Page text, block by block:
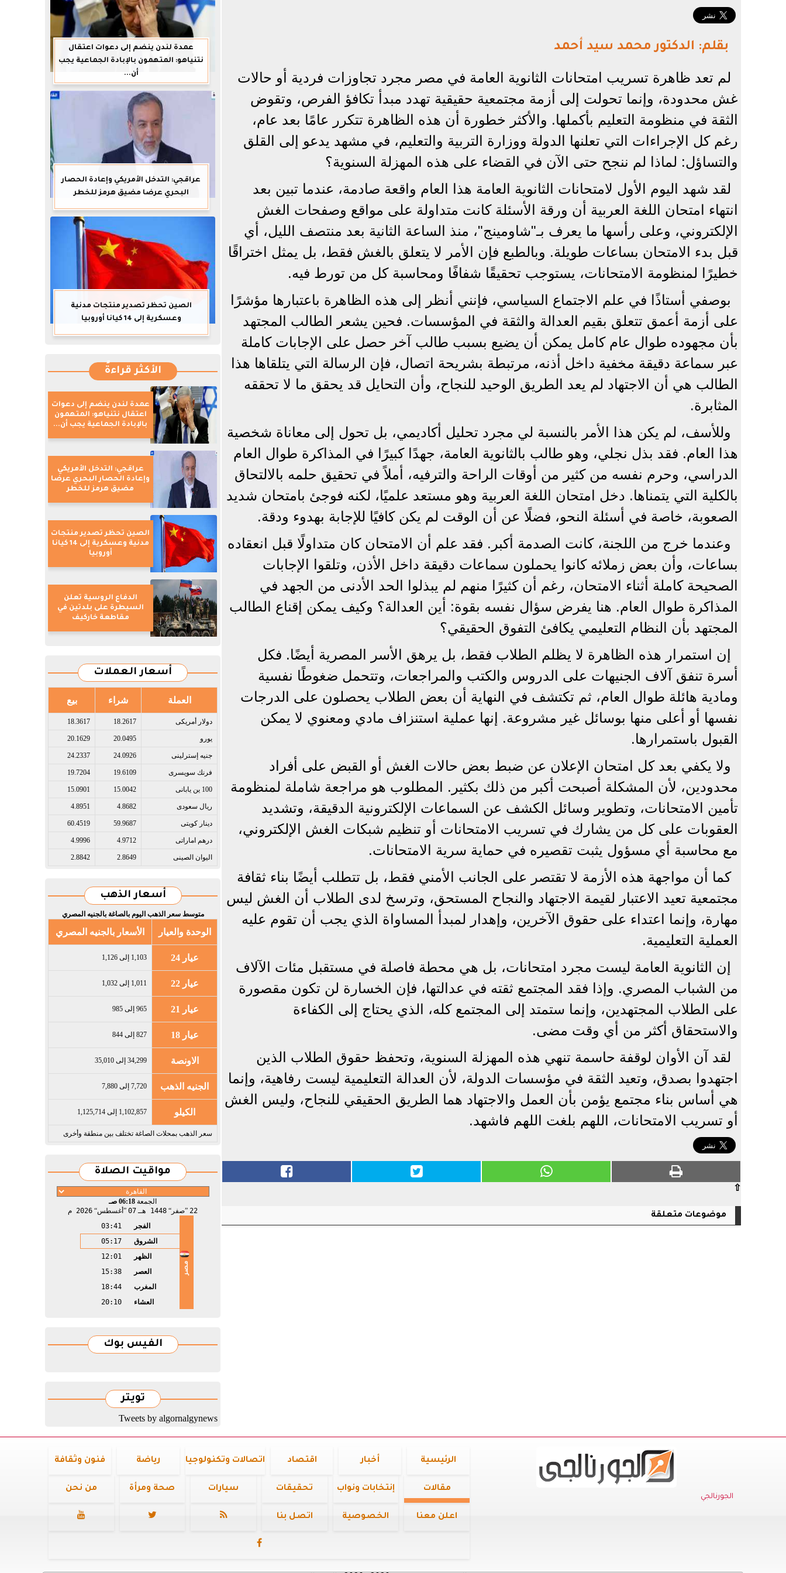
بقلم: الدكتور محمد سيد أحمد
لم تعد ظاهرة تسريب امتحانات الثانوية العامة في مصر مجرد تجاوزات فردية أو حالات
غش محدودة، وإنما تحولت إلى أزمة مجتمعية حقيقية تهدد مبدأ تكافؤ الفرص، وتقوض
الثقة في منظومة التعليم بأكملها. والأكثر خطورة أن هذه الظاهرة تتكرر عامًا بعد عام،
رغم كل الإجراءات التي تعلنها الدولة ووزارة التربية والتعليم، في مشهد يدعو إلى القلق
والتساؤل: لماذا لم ننجح حتى الآن في القضاء على هذه المهزلة السنوية؟
لقد شهد اليوم الأول لامتحانات الثانوية العامة هذا العام واقعة صادمة، عندما تبين بعد
انتهاء امتحان اللغة العربية أن ورقة الأسئلة كانت متداولة على مواقع وصفحات الغش
الإلكتروني، وعلى رأسها ما يعرف بـ"شاومينج"، منذ الساعة الثانية بعد منتصف الليل، أي
قبل بدء الامتحان بساعات طويلة. وبالطبع فإن الأمر لا يتعلق بالغش فقط، بل يمثل اختراقًا
خطيرًا لمنظومة الامتحانات، يستوجب تحقيقًا شفافًا ومحاسبة كل من تورط فيه.
بوصفي أستاذًا في علم الاجتماع السياسي، فإنني أنظر إلى هذه الظاهرة باعتبارها مؤشرًا
على أزمة أعمق تتعلق بقيم العدالة والثقة في المؤسسات. فحين يشعر الطالب المجتهد
بأن مجهوده طوال عام كامل يمكن أن يضيع بسبب طالب آخر حصل على الإجابات كاملة
عبر سماعة دقيقة مخفية داخل أذنه، مرتبطة بشريحة اتصال، فإن الرسالة التي يتلقاها هذا
الطالب هي أن الاجتهاد لم يعد الطريق الوحيد للنجاح، وأن التحايل قد يحقق ما لا تحققه
المثابرة.
وللأسف، لم يكن هذا الأمر بالنسبة لي مجرد تحليل أكاديمي، بل تحول إلى معاناة شخصية
هذا العام. فقد بذل نجلي، وهو طالب بالثانوية العامة، جهدًا كبيرًا في المذاكرة طوال العام
الدراسي، وحرم نفسه من كثير من أوقات الراحة والترفيه، أملاً في تحقيق حلمه بالالتحاق
بالكلية التي يتمناها. دخل امتحان اللغة العربية وهو مستعد علميًا، لكنه فوجئ بامتحان شديد
الصعوبة، خاصة في أسئلة النحو، فضلًا عن أن الوقت لم يكن كافيًا للإجابة بهدوء ودقة.
وعندما خرج من اللجنة، كانت الصدمة أكبر. فقد علم أن الامتحان كان متداولًا قبل انعقاده
بساعات، وأن بعض زملائه كانوا يحملون سماعات دقيقة داخل الأذن، وتلقوا الإجابات
الصحيحة كاملة أثناء الامتحان، رغم أن كثيرًا منهم لم يبذلوا الحد الأدنى من الجهد في
المذاكرة طوال العام. هنا يفرض سؤال نفسه بقوة: أين العدالة؟ وكيف يمكن إقناع الطالب
المجتهد بأن النظام التعليمي يكافئ التفوق الحقيقي؟
إن استمرار هذه الظاهرة لا يظلم الطلاب فقط، بل يرهق الأسر المصرية أيضًا. فكل
أسرة تنفق آلاف الجنيهات على الدروس والكتب والمراجعات، وتتحمل ضغوطًا نفسية
ومادية هائلة طوال العام، ثم تكتشف في النهاية أن بعض الطلاب يحصلون على الدرجات
نفسها أو أعلى منها بوسائل غير مشروعة. إنها عملية استنزاف مادي ومعنوي لا يمكن
القبول باستمرارها.
ولا يكفي بعد كل امتحان الإعلان عن ضبط بعض حالات الغش أو القبض على أفراد
محدودين، لأن المشكلة أصبحت أكبر من ذلك بكثير. المطلوب هو مراجعة شاملة لمنظومة
تأمين الامتحانات، وتطوير وسائل الكشف عن السماعات الإلكترونية الدقيقة، وتشديد
العقوبات على كل من يشارك في تسريب الامتحانات أو تنظيم شبكات الغش الإلكتروني،
مع محاسبة أي مسؤول يثبت تقصيره في حماية سرية الامتحانات.
كما أن مواجهة هذه الأزمة لا تقتصر على الجانب الأمني فقط، بل تتطلب أيضًا بناء ثقافة
مجتمعية تعيد الاعتبار لقيمة الاجتهاد والنجاح المستحق، وترسخ لدى الطلاب أن الغش ليس
مهارة، وإنما اعتداء على حقوق الآخرين، وإهدار لمبدأ المساواة الذي يجب أن تقوم عليه
العملية التعليمية.
إن الثانوية العامة ليست مجرد امتحانات، بل هي محطة فاصلة في مستقبل مئات الآلاف
من الشباب المصري. وإذا فقد المجتمع ثقته في عدالتها، فإن الخسارة لن تكون مقصورة
على الطلاب المجتهدين، وإنما ستمتد إلى المجتمع كله، الذي يحتاج إلى الكفاءة
والاستحقاق أكثر من أي وقت مضى.
لقد آن الأوان لوقفة حاسمة تنهي هذه المهزلة السنوية، وتحفظ حقوق الطلاب الذين
اجتهدوا بصدق، وتعيد الثقة في مؤسسات الدولة، لأن العدالة التعليمية ليست رفاهية، وإنما
هي أساس بناء مجتمع يؤمن بأن العمل والاجتهاد هما الطريق الحقيقي للنجاح، وليس الغش
أو تسريب الامتحانات، اللهم بلغت اللهم فاشهد.
⇧
موضوعات متعلقة
عمدة لندن ينضم إلى دعوات اعتقال
نتنياهو: المتهمون بالإبادة الجماعية يجب
أن...
عراقجي: التدخل الأمريكي وإعادة الحصار
البحري عرضا مضيق هرمز للخطر
الصين تحظر تصدير منتجات مدنية
وعسكرية إلى 14 كيانا أوروبيا
الأكثر قراءةً
عمدة لندن ينضم إلى دعوات
اعتقال نتنياهو: المتهمون
بالإبادة الجماعية يجب أن...
عراقجي: التدخل الأمريكي
وإعادة الحصار البحري عرضا
مضيق هرمز للخطر
الصين تحظر تصدير منتجات
مدنية وعسكرية إلى 14 كيانا
أوروبيا
الدفاع الروسية تعلن
السيطرة على بلدتين في
مقاطعة خاركيف
أسعار العملات
العملة شراء بيع
دولار أمريكى​ 18.2617
18.3617
يورو​ 20.0495
20.1629
جنيه إسترلينى​ 24.0926
24.2337
فرنك سويسرى​ 19.6109
19.7204
100 ين يابانى​ 15.0042
15.0901
ريال سعودى​ 4.8682
4.8951
دينار كويتى​ 59.9687
60.4519
درهم اماراتى​ 4.9712
4.9996
اليوان الصينى​ 2.8649
2.8842
أسعار الذهب
متوسط سعر الذهب اليوم بالصاغة بالجنيه المصري
الوحدة والعيار الأسعار بالجنيه المصري
عيار 24 1,103 إلى 1,126
عيار 22 1,011 إلى 1,032
عيار 21 965 إلى 985
عيار 18 827 إلى 844
الاونصة 34,299 إلى 35,010
الجنيه الذهب 7,720 إلى 7,880
الكيلو 1,102,857 إلى 1,125,714
سعر الذهب بمحلات الصاغة تختلف بين منطقة وأخرى
مواقيت الصلاة
الجمعة 06:18 صـ
22 صفر 1448 هـ 07 أغسطس 2026 م
مصر
الفجر
03:41
الشروق
05:17
الظهر
12:01
العصر
15:38
المغرب
18:44
العشاء
20:10
الفيس بوك
تويتر
Tweets by algornalgynews
الجورنالجي
الرئيسية أخبار اقتصاد اتصالات وتكنولوجيا رياضة فنون وثقافة
مقالات إنتخابات ونواب تحقيقات سيارات صحة ومرأة من نحن
اعلن معنا الخصوصية اتصل بنا 


